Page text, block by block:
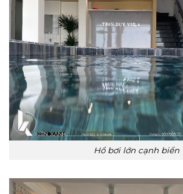
Hổ bơi lớn cạnh biển